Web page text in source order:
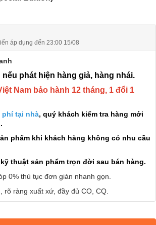
áp dụng đến 23:00 15/08
nếu phát hiện hàng giả, hàng nhái.
Nam bảo hành 12 tháng, 1 đổi 1
phí tại nhà, quý khách kiểm tra hàng mới
phẩm khi khách hàng không có nhu cầu
thuật sản phẩm trọn đời sau bán hàng.
0% thủ tục đơn giản nhanh gọn.
rõ ràng xuất xứ, đầy đủ CO, CQ.